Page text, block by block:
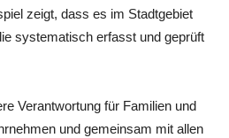
zeigt, dass es im Stadtgebiet
systematisch erfasst und geprüft
Verantwortung für Familien und
und gemeinsam mit allen